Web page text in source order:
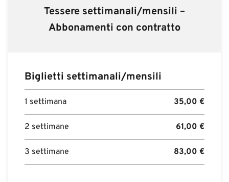
Tessere settimanali/mensili –
Abbonamenti con contratto
Biglietti settimanali/mensili
1 settimana 35,00 €
2 settimane 61,00 €
3 settimane 83,00 €